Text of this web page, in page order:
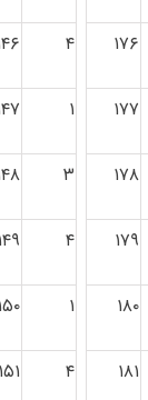
۱۷۶ ۴
۱۷۷ ۱
۱۷۸ ۳
۱۷۹ ۴
۱۸۰ ۱
۱۸۱ ۴ ۱۵۱